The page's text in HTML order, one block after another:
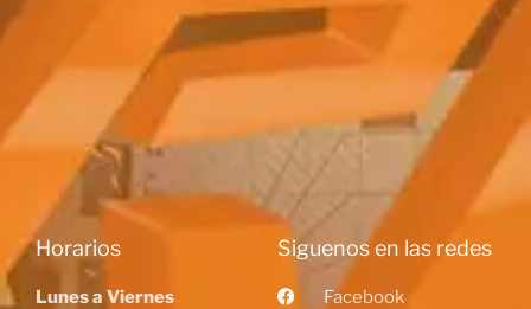
Horarios
Lunes a Viernes
Siguenos en las redes
Facebook